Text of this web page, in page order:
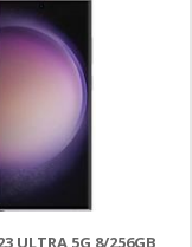
ULTRA 5G 8/256GB